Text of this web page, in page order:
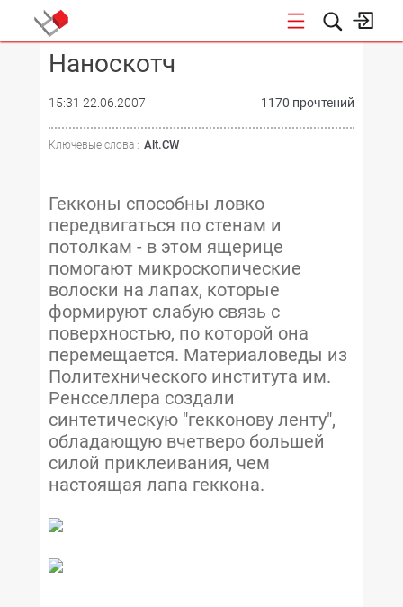
Наноскотч
15:31 22.06.2007 1170 прочтений
Ключевые слова : Alt.CW
Гекконы способны ловко
передвигаться по стенам и
потолкам - в этом ящерице
помогают микроскопические
волоски на лапах, которые
формируют слабую связь с
поверхностью, по которой она
перемещается. Материаловеды из
Политехнического института им.
Ренсселлера создали
синтетическую "гекконову ленту",
обладающую вчетверо большей
силой приклеивания, чем
настоящая лапа геккона.